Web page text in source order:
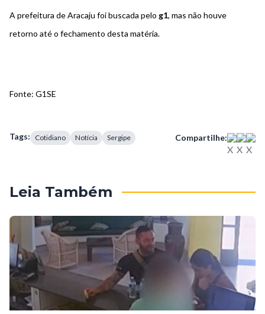
A prefeitura de Aracaju foi buscada pelo g1, mas não houve
retorno até o fechamento desta matéria.
Fonte: G1SE
Tags: Cotidiano Notícia Sergipe Compartilhe:
Leia Também